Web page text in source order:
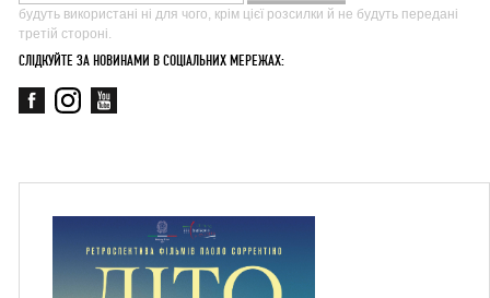
будуть використані ні для чого, крім цієї розсилки й не будуть передані
третій стороні.
СЛІДКУЙТЕ ЗА НОВИНАМИ В СОЦІАЛЬНИХ МЕРЕЖАХ: